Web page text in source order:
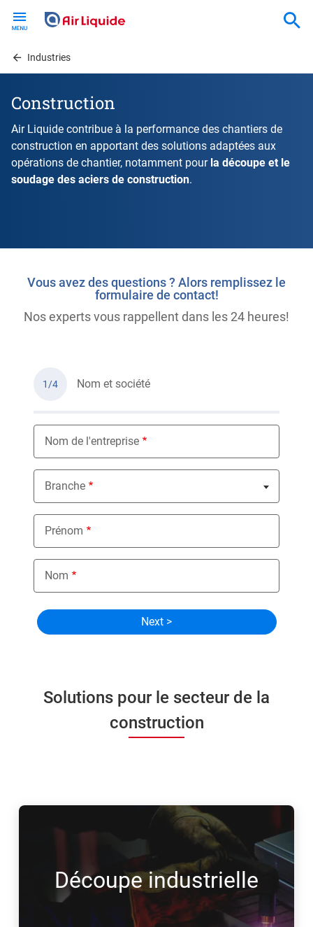
contentIndustries
Construction
Air Liquide contribue à la performance des chantiers de
construction en apportant des solutions adaptées aux
opérations de chantier, notamment pourla découpe et le
soudage des aciers de construction.
Solutions pour le secteur de la
construction
Découpe industrielle
Vous avez des questions ? Alors remplissez le
formulaire de contact!
Nos experts vous rappellent dans les 24 heures!
1/4 Nom et société
Nom de l'entreprise
Branche
Nothing selected
Prénom
Nom